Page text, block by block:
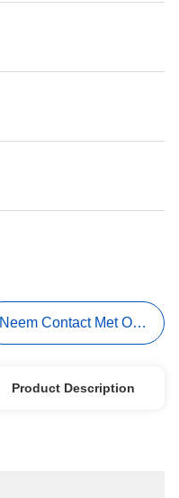
Neem Contact Met Ons Op
Product Description